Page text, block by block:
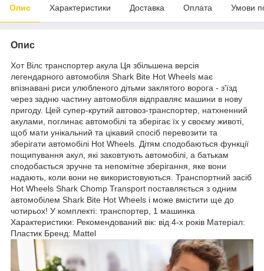
Опис Характеристики Доставка Оплата Умови
Опис
Хот Вілс транспортер акула Ця збільшена версія
легендарного автомобіля Shark Bite Hot Wheels має
впізнавані риси улюбленого дітьми заклятого ворога - з'їзд
через задню частину автомобіля відправляє машини в нову
пригоду. Цей супер-крутий автовоз-транспортер, натхненний
акулами, поглинає автомобілі та зберігає їх у своєму животі,
щоб мати унікальний та цікавий спосіб перевозити та
зберігати автомобілі Hot Wheels. Дітям сподобаються функції
пощипування акул, які заковтують автомобілі, а батькам
сподобається зручне та непомітне зберігання, яке вони
надають, коли вони не використовуються. Транспортний засіб
Hot Wheels Shark Chomp Transport поставляється з одним
автомобілем Shark Bite Hot Wheels і може вмістити ще до
чотирьох! У комплекті: транспортер, 1 машинка
Характеристики: Рекомендований вік: від 4-х років Матеріал:
Пластик Бренд: Mattel